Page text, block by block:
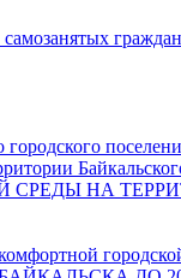
граждан
НА